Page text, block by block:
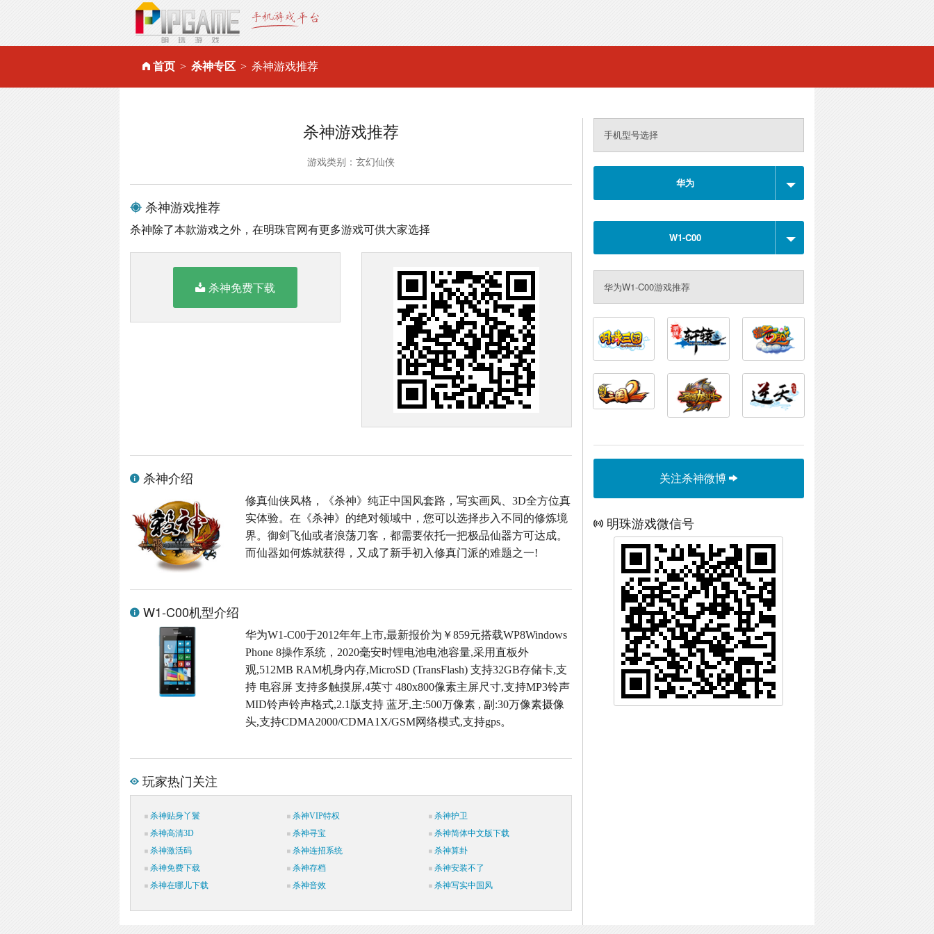
首页 杀神专区 杀神游戏推荐
杀神游戏推荐
游戏类别：玄幻仙侠
杀神游戏推荐
杀神除了本款游戏之外，在明珠官网有更多游戏可供大家选择
杀神免费下载
杀神介绍
修真仙侠风格，《杀神》纯正中国风套路，写实画风、3D全方位真
实体验。在《杀神》的绝对领域中，您可以选择步入不同的修炼境
界。御剑飞仙或者浪荡刀客，都需要依托一把极品仙器方可达成。
而仙器如何炼就获得，又成了新手初入修真门派的难题之一!
W1-C00机型介绍
华为W1-C00于2012年年上市,最新报价为￥859元搭载WP8Windows
Phone 8操作系统，2020毫安时锂电池电池容量,采用直板外
观,512MB RAM机身内存,MicroSD (TransFlash) 支持32GB存储卡,支
持 电容屏 支持多触摸屏,4英寸 480x800像素主屏尺寸,支持MP3铃声
MID铃声铃声格式,2.1版支持 蓝牙,主:500万像素 , 副:30万像素摄像
头,支持CDMA2000/CDMA1X/GSM网络模式,支持gps。
玩家热门关注
杀神贴身丫鬟 杀神VIP特权
杀神护卫
杀神高清3D
杀神寻宝
杀神简体中文版下载
杀神激活码
杀神连招系统
杀神算卦
杀神免费下载
杀神存档
杀神安装不了
杀神在哪儿下载
杀神音效 杀神写实中国风
手机型号选择
华为
W1-C00
华为W1-C00游戏推荐
关注杀神微博
明珠游戏微信号